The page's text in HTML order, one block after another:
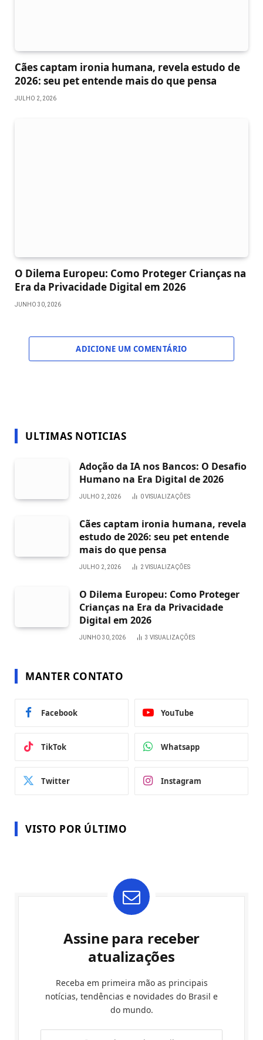
Cães captam ironia humana, revela estudo de
2026: seu pet entende mais do que pensa
JULHO 2, 2026
O Dilema Europeu: Como Proteger Crianças na
Era da Privacidade Digital em 2026
JUNHO 30, 2026
ADICIONE UM COMENTÁRIO
ULTIMAS NOTICIAS
Adoção da IA nos Bancos: O Desafio
Humano na Era Digital de 2026
JULHO 2, 2026 0VISUALIZAÇÕES
Cães captam ironia humana, revela
estudo de 2026: seu pet entende
mais do que pensa
JULHO 2, 2026 2VISUALIZAÇÕES
O Dilema Europeu: Como Proteger
Crianças na Era da Privacidade
Digital em 2026
JUNHO 30, 2026 3 VISUALIZAÇÕES
MANTER CONTATO
Facebook YouTube
TikTok Whatsapp
Twitter Instagram
VISTO POR ÚLTIMO
Assine para receber
atualizações
Receba em primeira mão as principais
notícias, tendências e novidades do Brasil e
do mundo.